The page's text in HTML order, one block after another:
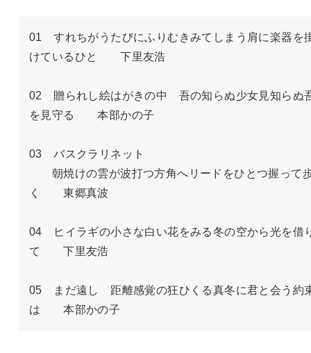
01　すれちがうたびにふりむきみてしまう肩に楽器を
けているひと　　下里友浩
02　贈られし絵はがきの中　吾の知らぬ少女見知らぬ
を見守る　　本部かの子
03　バスクラリネット
朝焼けの雲が波打つ方角へリードをひとつ握って
く　　東郷真波
04　ヒイラギの小さな白い花をみる冬の空から光を借
て　　下里友浩
05　まだ遠し　距離感覚の狂ひくる真冬に君と会う約
は　　本部かの子